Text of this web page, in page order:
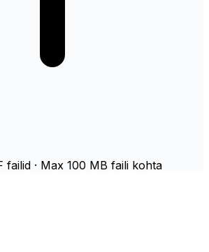
failid · Max 100 MB faili kohta